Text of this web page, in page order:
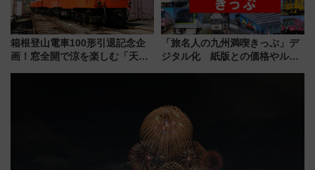
箱根登山電車100形引退記念企
画！窓全開で涼を楽しむ「天然
「旅名人の九州満喫きっぷ」デ
ジタル化 紙版との価格やルー